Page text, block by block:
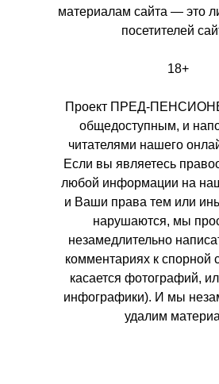
материалам сайта — это
посетителей
18+
Проект ПРЕД-
общедоступным, и
читателями нашего
Если вы являетесь
любой информации на
и Ваши права тем или
нарушаются, мы
незамедлительно
комментариях к спорной
касается фотографий,
инфографики). И мы
удалим